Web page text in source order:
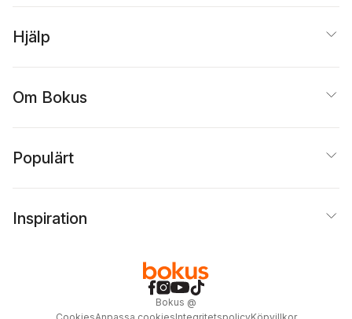
Hjälp
Om Bokus
Populärt
Inspiration
Bokus @